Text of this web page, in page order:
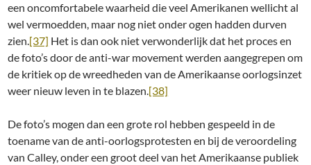
een oncomfortabele waarheid die veel Amerikanen wellicht al
wel vermoedden, maar nog niet onder ogen hadden durven
zien.[37] Het is dan ook niet verwonderlijk dat het proces en
de foto’s door de anti-war movement werden aangegrepen om
de kritiek op de wreedheden van de Amerikaanse oorlogsinzet
weer nieuw leven in te blazen.[38]
De foto’s mogen dan een grote rol hebben gespeeld in de
toename van de anti-oorlogsprotesten en bij de veroordeling
van Calley, onder een groot deel van het Amerikaanse publiek